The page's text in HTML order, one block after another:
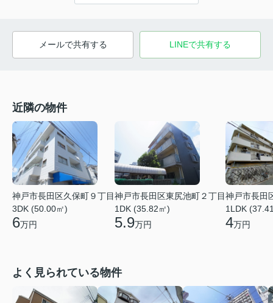
メールで共有する LINEで共有する
近隣の物件
神戸市長田区久保町９丁目
3DK (50.00㎡)
6万円
神戸市長田区東尻池町２丁目
1DK (35.82㎡)
5.9万円
神戸市長田
1LDK
4万円
よく見られている物件